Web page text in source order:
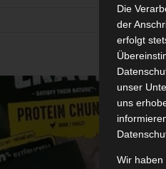
Die
der
erfolgt
unser
uns
Wir haben